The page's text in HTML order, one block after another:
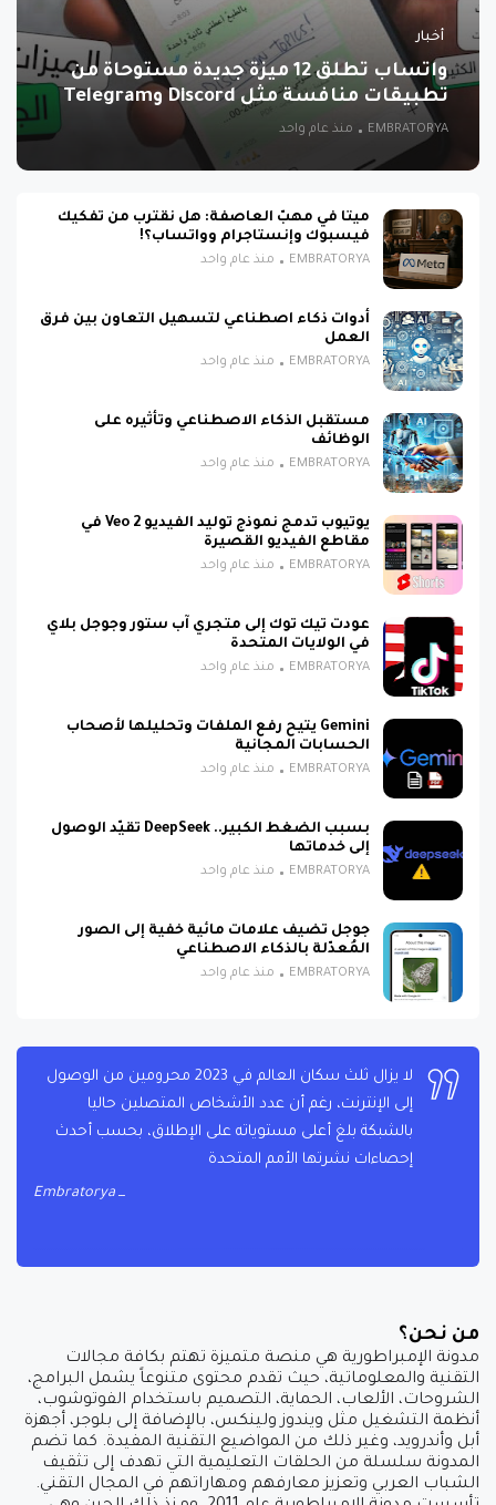
أخبار
واتساب تطلق 12 ميزة جديدة مستوحاة من
تطبيقات منافسة مثل Discord وTelegram
EMBRATORYA منذ عام واحد
ميتا في مهبّ العاصفة: هل نقترب من تفكيك
فيسبوك وإنستاجرام وواتساب؟!
EMBRATORYA منذ عام واحد
أدوات ذكاء اصطناعي لتسهيل التعاون بين فرق
العمل
EMBRATORYA منذ عام واحد
مستقبل الذكاء الاصطناعي وتأثيره على
الوظائف
EMBRATORYA منذ عام واحد
يوتيوب تدمج نموذج توليد الفيديو Veo 2 في
مقاطع الفيديو القصيرة
EMBRATORYA منذ عام واحد
عودت تيك توك إلى متجري آب ستور وجوجل بلاي
في الولايات المتحدة
EMBRATORYA منذ عام واحد
Gemini يتيح رفع الملفات وتحليلها لأصحاب
الحسابات المجانية
EMBRATORYA منذ عام واحد
بسبب الضغط الكبير.. DeepSeek تقيّد الوصول
إلى خدماتها
EMBRATORYA منذ عام واحد
جوجل تضيف علامات مائية خفية إلى الصور
المُعدّلة بالذكاء الاصطناعي
EMBRATORYA منذ عام واحد
لا يزال ثلث سكان العالم في 2023 محرومين من الوصول
إلى الإنترنت، رغم أن عدد الأشخاص المتصلين حاليا
بالشبكة بلغ أعلى مستوياته على الإطلاق، بحسب أحدث
إحصاءات نشرتها الأمم المتحدة
Embratorya
من نحن؟
مدونة الإمبراطورية هي منصة متميزة تهتم بكافة مجالات
التقنية والمعلوماتية، حيث تقدم محتوى متنوعاً يشمل البرامج،
الشروحات، الألعاب، الحماية، التصميم باستخدام الفوتوشوب،
أنظمة التشغيل مثل ويندوز ولينكس، بالإضافة إلى بلوجر، أجهزة
أبل وأندرويد، وغير ذلك من المواضيع التقنية المفيدة. كما تضم
المدونة سلسلة من الحلقات التعليمية التي تهدف إلى تثقيف
الشباب العربي وتعزيز معارفهم ومهاراتهم في المجال التقني.